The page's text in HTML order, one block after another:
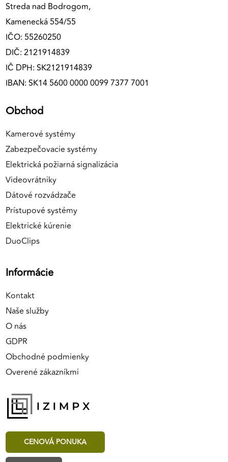
Streda nad Bodrogom,
Kamenecká 554/55
IČO: 55260250
DIČ: 2121914839
IČ DPH: SK2121914839
IBAN: SK14 5600 0000 0099 7377 7001
Obchod
Kamerové systémy
Zabezpečovacie systémy
Elektrická požiarná signalizácia
Videovrátniky
Dátové rozvádzače
Prístupové systémy
Elektrické kúrenie
DuoClips
Informácie
Kontakt
Naše služby
O nás
GDPR
Obchodné podmienky
Overené zákazníkmi
CENOVÁ PONUKA